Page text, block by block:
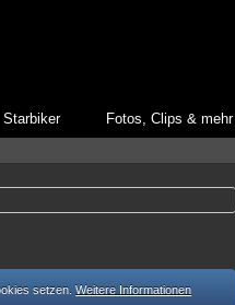
Starbiker Fotos, Clips & mehr
setzen.Weitere Informationen